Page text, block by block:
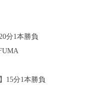
分1本勝負
15分1本勝負